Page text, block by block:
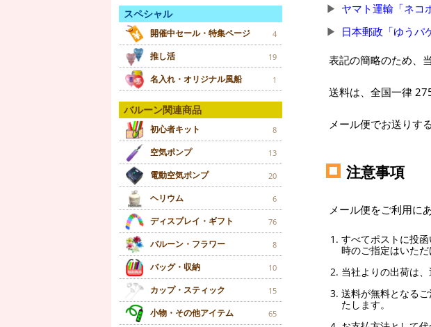
スペシャル
開催中セール・特集ページ 4
推し活 19
名入れ・オリジナル風船 1
バルーン関連商品
初心者キット 8
空気ポンプ 13
電動空気ポンプ 20
ヘリウム 6
ディスプレイ・ギフト 76
バルーン・フラワー 8
バッグ・収納 10
カップ・スティック 15
小物・その他アイテム 65
ヤマト運輸「ネコ
日本郵政「ゆうパ
表記の簡略のため、
送料は、全国一律
メール便でお送りす
注意事項
メール便をご利用に
すべてポストに投
時のご指定はいただ
当社よりの出荷は
送料が無料となる
たします。